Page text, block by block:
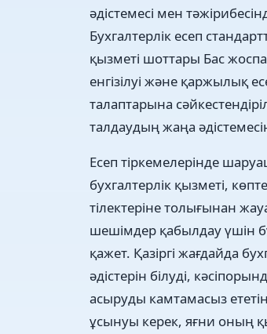
әдістемесі мен
Бухгалтерлік есеп
қызметі шоттары Бас
енгізілуі және қаржылық
талаптарына
талдаудың жаңа
Есеп тіркемелерінде
бухгалтерлік қызметі,
тілектеріне толығынан
шешімдер қабылдау үшін
қажет. Қазіргі жағдайда
әдістерін білуді,
асыруды камтамасыз
ұсынуы керек, яғни оның